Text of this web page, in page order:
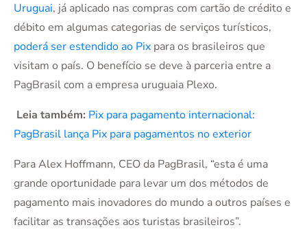
Uruguai, já aplicado nas compras com cartão de crédito e
débito em algumas categorias de serviços turísticos,
poderá ser estendido ao Pix para os brasileiros que
visitam o país. O benefício se deve à parceria entre a
PagBrasil com a empresa uruguaia Plexo.
Leia também: Pix para pagamento internacional:
PagBrasil lança Pix para pagamentos no exterior
Para Alex Hoffmann, CEO da PagBrasil, “esta é uma
grande oportunidade para levar um dos métodos de
pagamento mais inovadores do mundo a outros países e
facilitar as transações aos turistas brasileiros”.